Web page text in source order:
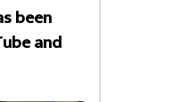
been
and